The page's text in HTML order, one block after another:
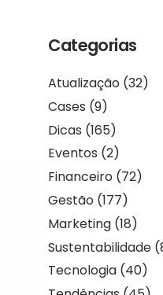
Categorias
Atualização (32)
Cases (9)
Dicas (165)
Eventos (2)
Financeiro (72)
Gestão (177)
Marketing (18)
Sustentabilidade
Tecnologia (40)